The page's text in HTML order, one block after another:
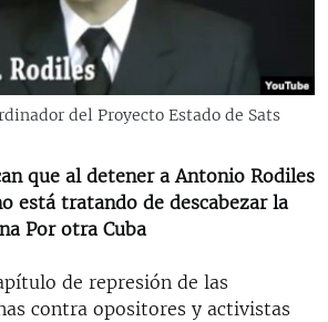
RUSA EN AMÉRICA LATINA
del Proyecto Estado de Sats
que al detener a Antonio Rodiles
está tratando de descabezar la
Por otra Cuba
de represión de las
contra opositores y activistas